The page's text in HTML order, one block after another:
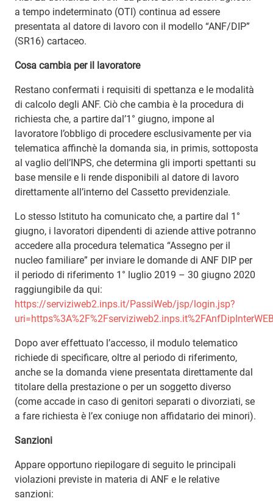
a tempo indeterminato (OTI) continua ad essere
presentata al datore di lavoro con il modello “ANF/DIP”
(SR16) cartaceo.
Cosa cambia per il lavoratore
Restano confermati i requisiti di spettanza e le modalità
di calcolo degli ANF. Ciò che cambia è la procedura di
richiesta che, a partire dal’1° giugno, impone al
lavoratore l’obbligo di procedere esclusivamente per via
telematica affinchè la domanda sia, in primis, sottoposta
al vaglio dell’INPS, che determina gli importi spettanti su
base mensile e li rende disponibili al datore di lavoro
direttamente all’interno del Cassetto previdenziale.
Lo stesso Istituto ha comunicato che, a partire dal 1°
giugno, i lavoratori dipendenti di aziende attive potranno
accedere alla procedura telematica “Assegno per il
nucleo familiare” per inviare le domande di ANF DIP per
il periodo di riferimento 1° luglio 2019 – 30 giugno 2020
raggiungibile da qui:
https://serviziweb2.inps.it/PassiWeb/jsp/login.jsp?
Dopo aver effettuato l’accesso, il modulo telematico
richiede di specificare, oltre al periodo di riferimento,
anche se la domanda viene presentata direttamente dal
titolare della prestazione o per un soggetto diverso
(come accade in caso di genitori separati o divorziati, se
a fare richiesta è l’ex coniuge non affidatario dei minori).
Sanzioni
Appare opportuno riepilogare di seguito le principali
violazioni previste in materia di ANF e le relative
sanzioni: